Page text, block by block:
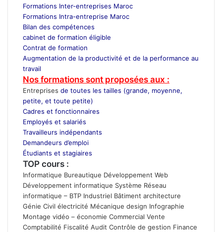
Formations Inter-entreprises Maroc
Formations Intra-entreprise Maroc
Bilan des compétences
cabinet de formation éligible
Contrat de formation
Augmentation de la productivité et de la performance au
travail
Nos formations sont proposées aux :
Entreprises de toutes les tailles (grande, moyenne,
petite, et toute petite)
Cadres et fonctionnaires
Employés et salariés
Travailleurs indépendants
Demandeurs d’emploi
Étudiants et stagiaires
TOP cours :
Informatique Bureautique Développement Web
Développement informatique Système Réseau
informatique – BTP Industriel Bâtiment architecture
Génie Civil électricité Mécanique design Infographie
Montage vidéo – économie Commercial Vente
Comptabilité Fiscalité Audit Contrôle de gestion Finance